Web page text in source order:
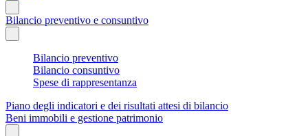
Bilancio preventivo e consuntivo
Bilancio preventivo
Bilancio consuntivo
Spese di rappresentanza
Piano degli indicatori e dei risultati attesi di bilancio
Beni immobili e gestione patrimonio